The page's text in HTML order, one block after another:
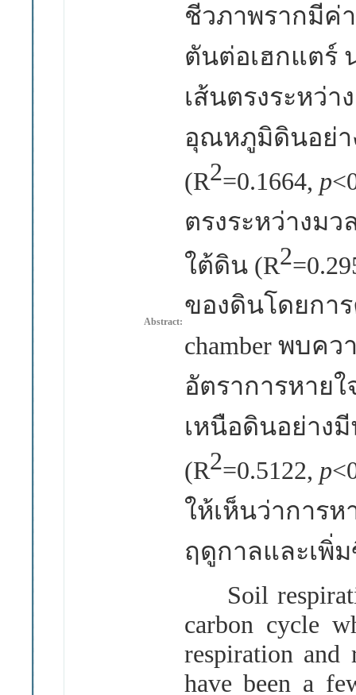
Abstract:
ชีวภาพรากมีค่
ตันต่อเฮกแตร์
เส้นตรงระหว่
อุณหภูมิดินอย่
(R2=0.1664, p
ตรงระหว่างม
ใต้ดิน (R2
ของดินโดยกา
chamber พบคว
อัตราการหาย
เหนือดินอย่าง
(R2=0.5122, p
ให้เห็นว่าการ
ฤดูกาลและเพิ่
Soil
carbon cycle
respiration and
have been a